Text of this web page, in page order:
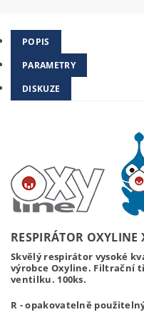
POPIS
PARAMETRY
DISKUZE
RESPIRÁTOR OXYLINE
Skvělý respirátor vysoké
výrobce Oxyline. Filtrační
ventilku. 100ks.
R - opakovatelně